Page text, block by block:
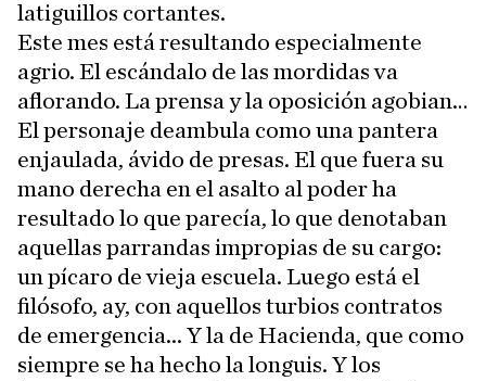
latiguillos cortantes.
Este mes está resultando especialmente
agrio. El escándalo de las mordidas va
aflorando. La prensa y la oposición agobian…
El personaje deambula como una pantera
enjaulada, ávido de presas. El que fuera su
mano derecha en el asalto al poder ha
resultado lo que parecía, lo que denotaban
aquellas parrandas impropias de su cargo:
un pícaro de vieja escuela. Luego está el
filósofo, ay, con aquellos turbios contratos
de emergencia... Y la de Hacienda, que como
siempre se ha hecho la longuis. Y los